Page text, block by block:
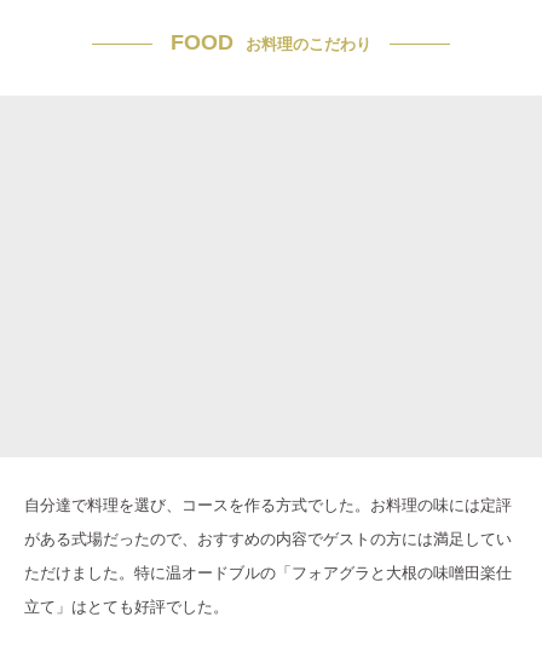
FOOD お料理のこだわり
自分達で料理を選び、コースを作る方式でした。お料理の味には定評
がある式場だったので、おすすめの内容でゲストの方には満足してい
ただけました。特に温オードブルの「フォアグラと大根の味噌田楽仕
立て」はとても好評でした。